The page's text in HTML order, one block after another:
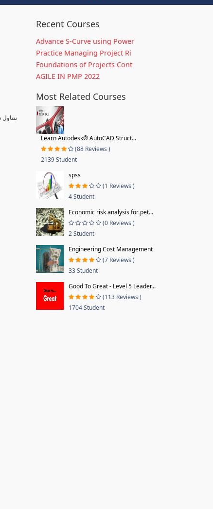
Recent Courses
Advance S-Curve using Power
Practice Managing Project Ri
Foundations of Projects Cont
AGILE IN PMP 2022
Most Related Courses
Learn Autodesk® AutoCAD Struct...
(88 Reviews )
2139 Student
spss
(1 Reviews )
4 Student
Economic risk analysis for pet...
(0 Reviews )
2 Student
Engineering Cost Management
(7 Reviews )
33 Student
Good To Great - Level 5 Leader...
(113 Reviews )
1704 Student